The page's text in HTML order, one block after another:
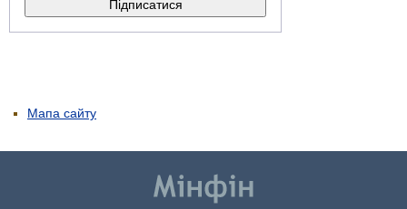
Мапа сайту